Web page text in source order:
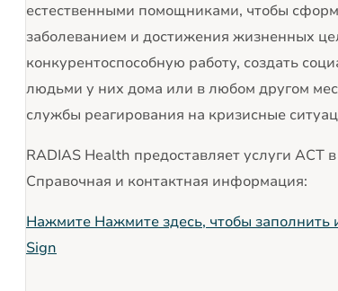
естественными помощниками, чтобы
заболеванием и достижения жизненных
конкурентоспособную работу, создать
людьми у них дома или в любом другом
службы реагирования на кризисные
RADIAS Health предоставляет услуги ACT
Справочная и контактная информация:
НажмитеНажмите здесь, чтобы
Sign